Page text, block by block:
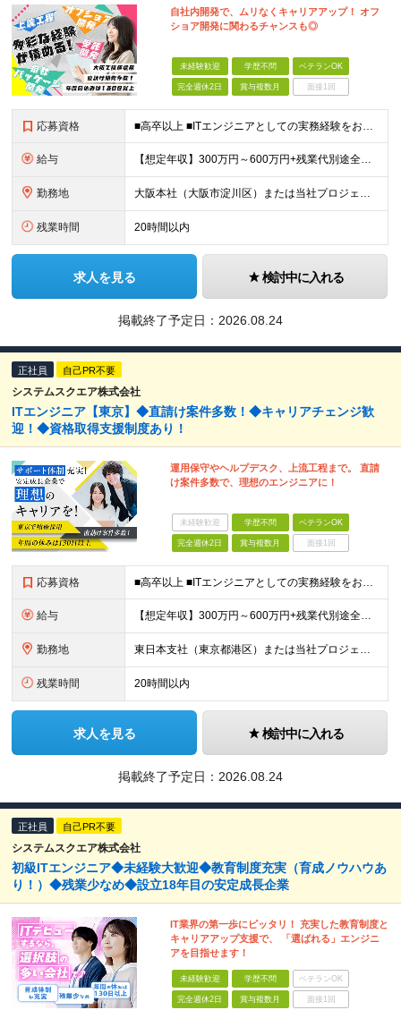
自社内開発で、ムリなくキャリアアップ！ オフ
ショア開発に関わるチャンスも◎
未経験歓迎 学歴不問 ベテランOK
完全週休2日 賞与複数月 面接1回
応募資格 ■高卒以上 ■ITエンジニアとしての実務経験をお持ちの方 ⇒インフラ、開発問わず、何らかの技術経験をお持ちの方を想定しています。 ★「学ぶ意欲がある方」であれば、未経験の方も大歓迎！ ※スキルチェ
給与 【想定年収】300万円～600万円+残業代別途全額支給+賞与年2回他 月給22万円～ ※みなし残業ではございません。残業代別途全額支給です。 (働かれた分は全額支給させて頂きます。) ※
勤務地 大阪本社（大阪市淀川区）または当社プロジェクト先 ※UIターン歓迎 ＜配属先について＞ ビルを1棟借上げのオフィスで、多数の開発エンジニアが在籍。 20代～40代が中心で、女性エンジニアも多く活躍
残業時間 20時間以内
求人を見る 検討中に入れる
掲載終了予定日： 2026.08.24
正社員 自己PR不要
システムスクエア株式会社
ITエンジニア【東京】◆直請け案件多数！◆キャリアチェンジ歓
迎！◆資格取得支援制度あり！
運用保守やヘルプデスク、上流工程まで。 直請
け案件多数で、理想のエンジニアに！
未経験歓迎 学歴不問 ベテランOK
完全週休2日 賞与複数月 面接1回
応募資格 ■高卒以上 ■ITエンジニアとしての実務経験をお持ちの方 ⇒インフラ、開発問わず、何らかの技術経験をお持ちの方を想定しています。 ★「学ぶ意欲がある方」「コミュニケーション力のある方」大歓迎！
給与 【想定年収】300万円～600万円+残業代別途全額支給+賞与年2回他 月給22万円～ ※みなし残業ではございません。残業代別途全額支給です。 (働かれた分は全額支給させて頂きます。) ※
勤務地 東日本支社（東京都港区）または当社プロジェクト先 ※UIターン歓迎 ＜配属先について＞ 東日本支社には約70名のエンジニアが在籍。 20代～40代まで幅広い年代が活躍しています。 女性エンジニアも
残業時間 20時間以内
求人を見る 検討中に入れる
掲載終了予定日： 2026.08.24
正社員 自己PR不要
システムスクエア株式会社
初級ITエンジニア◆未経験大歓迎◆教育制度充実（育成ノウハウあ
り！）◆残業少なめ◆設立18年目の安定成長企業
IT業界の第一歩にピッタリ！ 充実した教育制度と
キャリアアップ支援で、 「選ばれる」エンジニ
アを目指せます！
未経験歓迎 学歴不問 ベテランOK
完全週休2日 賞与複数月 面接1回